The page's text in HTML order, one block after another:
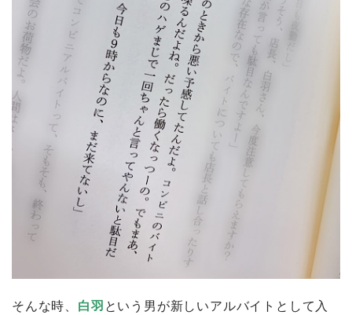
そんな時、 白羽 という男が新しいアルバイトとして入